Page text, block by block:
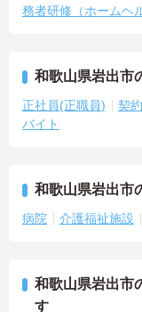
務者研修（ホームヘ
和歌山県岩出市
正社員(正職員) 契
バイト
和歌山県岩出市
病院 介護福祉施設
和歌山県岩出市
す